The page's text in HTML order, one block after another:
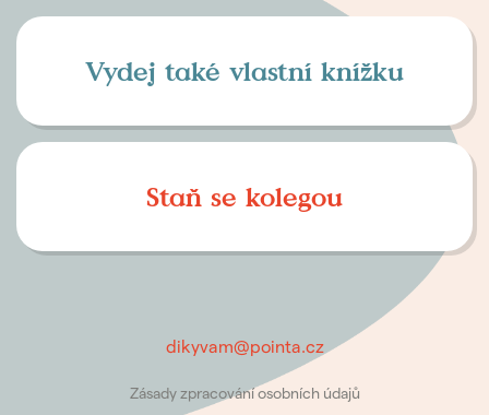
Vydej také vlastní knížku
Staň se kolegou
dikyvam@pointa.cz
Zásady zpracování osobních údajů